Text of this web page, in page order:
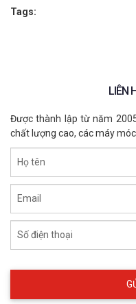
Tags:
LIÊN
Được thành lập từ năm
chất lượng cao, các máy
Họ tên
Email
Số điện thoại